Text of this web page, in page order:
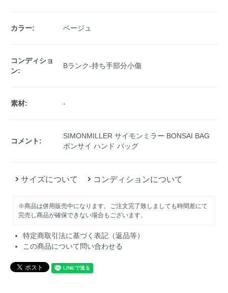
カラー: ベージュ
コンディショ
ン:
Bランク-持ち手部分小傷
素材: -
コメント:
SIMONMILLER サイモンミラー BONSAI BAG
ボンサイ ハンド バッグ
サイズについて コンディションについて
※商品は併用販売中になります。ご注文完了致しましても時間差にて
完売し商品が確保できない場合もございます。
特定商取引法に基づく表記（返品等）
この商品について問い合わせる